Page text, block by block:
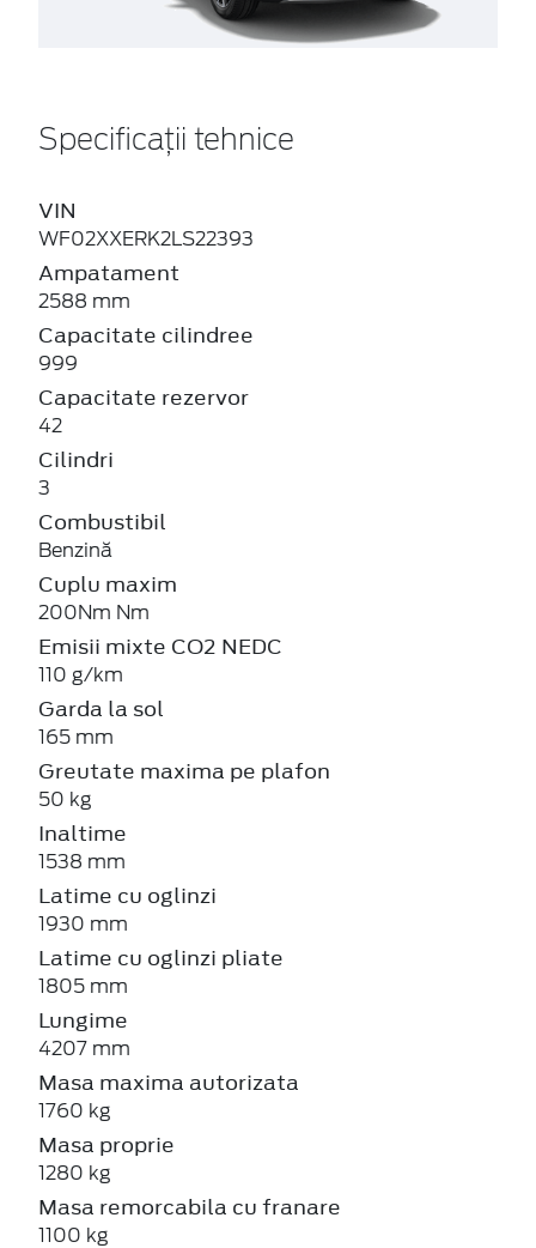
Specificații tehnice
VIN
WF02XXERK2LS22393
Ampatament
2588 mm
Capacitate cilindree
999
Capacitate rezervor
42
Cilindri
3
Combustibil
Benzină
Cuplu maxim
200Nm Nm
Emisii mixte CO2 NEDC
110 g/km
Garda la sol
165 mm
Greutate maxima pe plafon
50 kg
Inaltime
1538 mm
Latime cu oglinzi
1930 mm
Latime cu oglinzi pliate
1805 mm
Lungime
4207 mm
Masa maxima autorizata
1760 kg
Masa proprie
1280 kg
Masa remorcabila cu franare
1100 kg